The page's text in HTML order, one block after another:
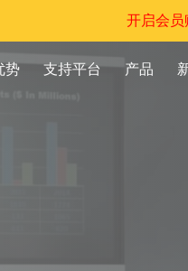
开启会员
势 支持平台 产品